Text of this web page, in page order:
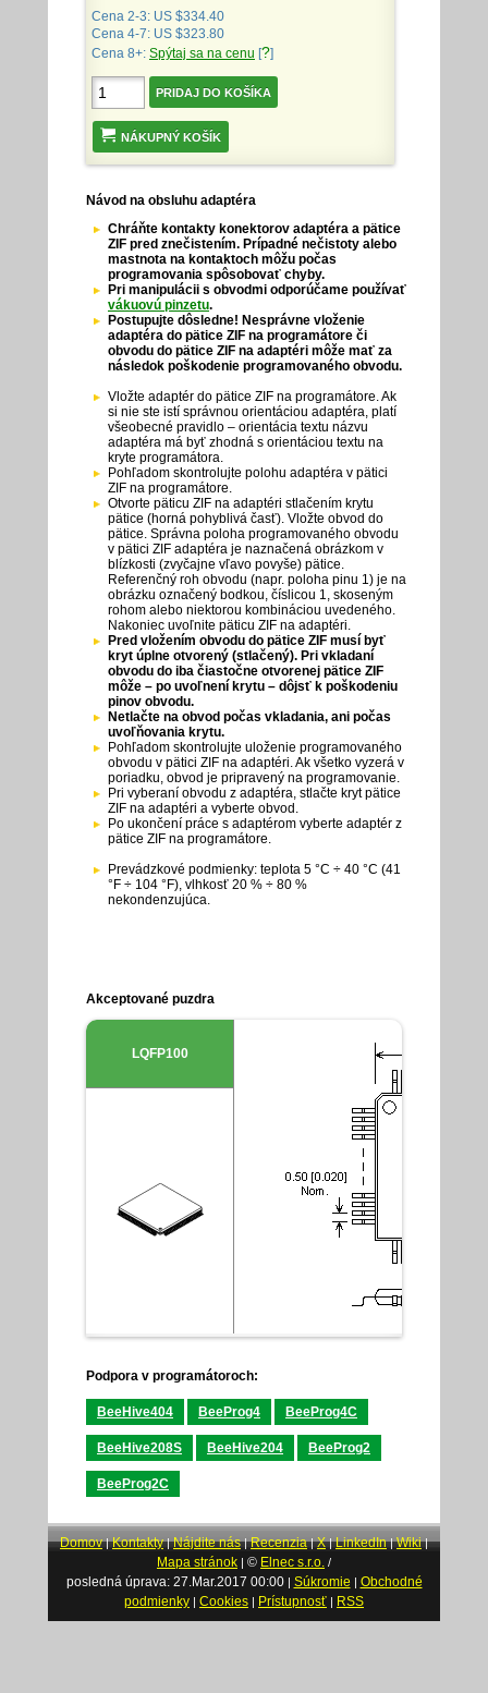
Cena 2-3: US $334.40
Cena 4-7: US $323.80
Cena 8+: Spýtaj sa na cenu [?]
NÁKUPNÝ KOŠÍK
Návod na obsluhu adaptéra
Chráňte kontakty konektorov adaptéra a pätice
ZIF pred znečistením. Prípadné nečistoty alebo
mastnota na kontaktoch môžu počas
programovania spôsobovať chyby.
Pri manipulácii s obvodmi odporúčame používať
vákuovú pinzetu.
Postupujte dôsledne! Nesprávne vloženie
adaptéra do pätice ZIF na programátore či
obvodu do pätice ZIF na adaptéri môže mať za
následok poškodenie programovaného obvodu.
Vložte adaptér do pätice ZIF na programátore. Ak
si nie ste istí správnou orientáciou adaptéra, platí
všeobecné pravidlo – orientácia textu názvu
adaptéra má byť zhodná s orientáciou textu na
kryte programátora.
Pohľadom skontrolujte polohu adaptéra v pätici
ZIF na programátore.
Otvorte päticu ZIF na adaptéri stlačením krytu
pätice (horná pohyblivá časť). Vložte obvod do
pätice. Správna poloha programovaného obvodu
v pätici ZIF adaptéra je naznačená obrázkom v
blízkosti (zvyčajne vľavo povyše) pätice.
Referenčný roh obvodu (napr. poloha pinu 1) je na
obrázku označený bodkou, číslicou 1, skoseným
rohom alebo niektorou kombináciou uvedeného.
Nakoniec uvoľnite päticu ZIF na adaptéri.
Pred vložením obvodu do pätice ZIF musí byť
kryt úplne otvorený (stlačený). Pri vkladaní
obvodu do iba čiastočne otvorenej pätice ZIF
môže – po uvoľnení krytu – dôjsť k poškodeniu
pinov obvodu.
Netlačte na obvod počas vkladania, ani počas
uvoľňovania krytu.
Pohľadom skontrolujte uloženie programovaného
obvodu v pätici ZIF na adaptéri. Ak všetko vyzerá v
poriadku, obvod je pripravený na programovanie.
Pri vyberaní obvodu z adaptéra, stlačte kryt pätice
ZIF na adaptéri a vyberte obvod.
Po ukončení práce s adaptérom vyberte adaptér z
pätice ZIF na programátore.
Prevádzkové podmienky: teplota 5 °C ÷ 40 °C (41
°F ÷ 104 °F), vlhkosť 20 % ÷ 80 %
nekondenzujúca.
Akceptované puzdra
LQFP100
Podpora v programátoroch:
BeeHive404 BeeProg4 BeeProg4C
BeeHive208S BeeHive204 BeeProg2
BeeProg2C
Domov|Kontakty|Nájdite nás|Recenzia|X|LinkedIn|Wiki|
Mapa stránok © Elnec s.r.o. /
posledná úprava: 27.Mar.2017 00:00| Súkromie
Obchodné
podmienky
Cookies Prístupnosť RSS